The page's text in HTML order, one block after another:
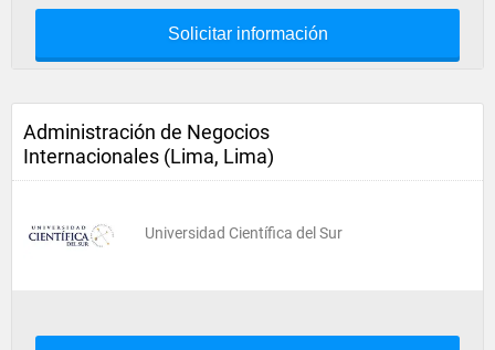
Solicitar información
Administración de Negocios
Internacionales (Lima, Lima)
Universidad Científica del Sur